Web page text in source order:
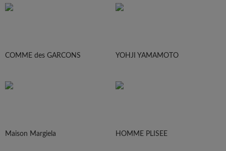
COMME des GARCONS YOHJI YAMAMOTO
Maison Margiela HOMME PLISEE